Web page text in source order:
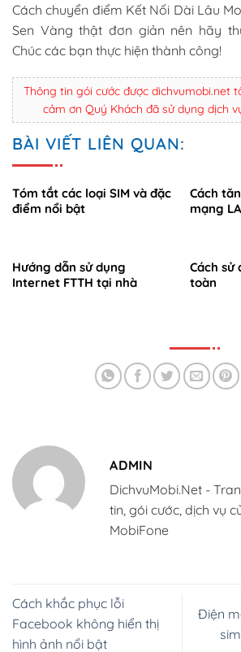
Cách chuyển điểm Kết Nối Dài Lâu
Sen Vàng thật đơn giản nên hãy
Chúc các bạn thực hiện thành công!
Thông tin gói cước được dichvumobi.net
cảm ơn Quý Khách đã sử dụng dịch
BÀI VIẾT LIÊN QUAN:
Tóm tắt các loại SIM và đặc
điểm nổi bật
Cách
mạng
Hướng dẫn sử dụng
Internet FTTH tại nhà
Cách sử
toàn
ADMIN
DichvuMobi.Net -
tin, gói cước, dịch vụ
MobiFone
Cách khắc phục lỗi
Facebook không hiển thị
hình ảnh nổi bật
Điện